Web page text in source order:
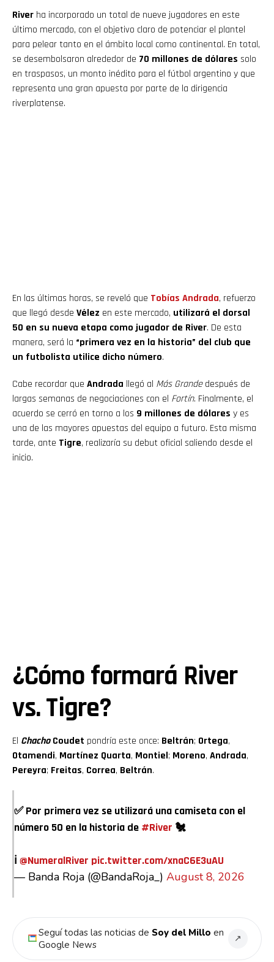
River ha incorporado un total de nueve jugadores en este
último mercado, con el objetivo claro de potenciar el plantel
para pelear tanto en el ámbito local como continental. En total,
se desembolsaron alrededor de 70 millones de dólares solo
en traspasos, un monto inédito para el fútbol argentino y que
representa una gran apuesta por parte de la dirigencia
riverplatense.
En las últimas horas, se reveló que Tobías Andrada, refuerzo
que llegó desde Vélez en este mercado, utilizará el dorsal
50 en su nueva etapa como jugador de River. De esta
manera, será la “primera vez en la historia” del club que
un futbolista utilice dicho número.
Cabe recordar que Andrada llegó al Más Grandedespués de
largas semanas de negociaciones con el Fortín. Finalmente, el
acuerdo se cerró en torno a los 9 millones de dólares y es
una de las mayores apuestas del equipo a futuro. Esta misma
tarde, ante Tigre, realizaría su debut oficial saliendo desde el
inicio.
¿Cómo formará River
vs. Tigre?
El ChachoCoudet pondría este once: Beltrán; Ortega,
Otamendi, Martínez Quarta, Montiel; Moreno, Andrada,
Pereyra; Freitas, Correa, Beltrán.
✅ Por primera vez se utilizará una camiseta con el
número 50 en la historia de #River 🐔
ℹ️ @NumeralRiver pic.twitter.com/xnaC6E3uAU
— Banda Roja (@BandaRoja_) August 8, 2026
Seguí todas las noticias de Soy del Millo en
Google News
↗